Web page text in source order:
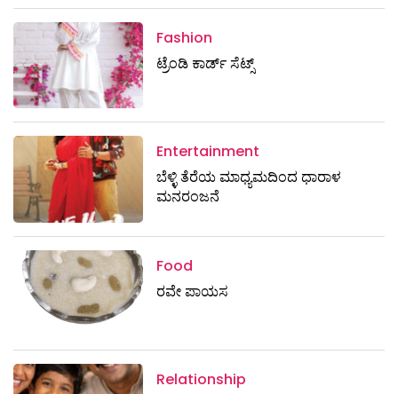
Fashion
ಟ್ರೆಂಡಿ ಕಾರ್ಡ್‌ ಸೆಟ್ಸ್
Entertainment
ಬೆಳ್ಳಿ ತೆರೆಯ ಮಾಧ್ಯಮದಿಂದ ಧಾರಾಳ
ಮನರಂಜನೆ
Food
ರವೇ ಪಾಯಸ
Relationship